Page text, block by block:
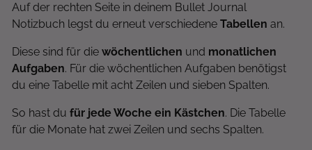
Auf der rechten Seite in deinem Bullet Journal
Notizbuch legst du erneut verschiedene Tabellen an.
Diese sind für die wöchentlichen und monatlichen
Aufgaben. Für die wöchentlichen Aufgaben benötigst
du eine Tabelle mit acht Zeilen und sieben Spalten.
So hast du für jede Woche ein Kästchen. Die Tabelle
für die Monate hat zwei Zeilen und sechs Spalten.